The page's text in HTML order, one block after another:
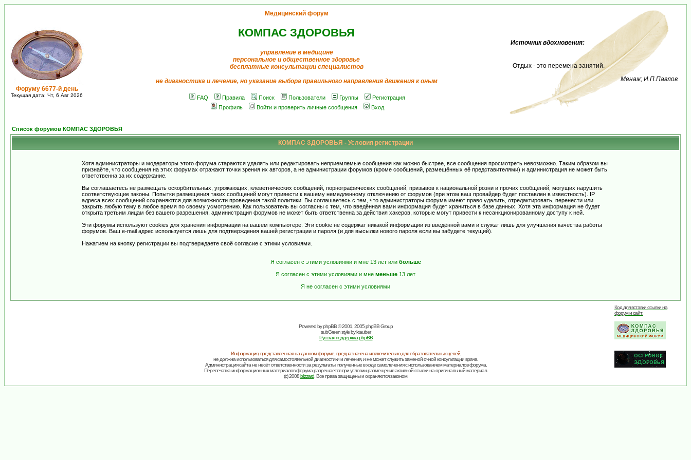
Форуму 6677-й день
Текущая дата: Чт, 6 Авг 2026
Медицинский форум
КОМПАС ЗДОРОВЬЯ
управление в медицине
персональное и общественное здоровье
бесплатные консультации специалистов
не диагностика и лечение, но указание выбора правильного направления движения к оным
FAQ Правила Поиск Пользователи Группы
Регистрация
Профиль
Войти и проверить личные сообщения Вход
Источник вдохновения:
Отдых - это перемена занятий.
Менаж; И.П.Павлов
Список форумов КОМПАС ЗДОРОВЬЯ
КОМПАС ЗДОРОВЬЯ - Условия регистрации
Хотя администраторы и модераторы этого форума стараются удалять или редактировать неприемлемые сообщения как можно быстрее, все сообщения просмотреть невозможно. Таким образом вы
признаёте, что сообщения на этих форумах отражают точки зрения их авторов, а не администрации форумов (кроме сообщений, размещённых её представителями) и администрация не может быть
ответственна за их содержание.
Вы соглашаетесь не размещать оскорбительных, угрожающих, клеветнических сообщений, порнографических сообщений, призывов к национальной розни и прочих сообщений, могущих нарушить
соответствующие законы. Попытки размещения таких сообщений могут привести к вашему немедленному отключению от форумов (при этом ваш провайдер будет поставлен в известность). IP
адреса всех сообщений сохраняются для возможности проведения такой политики. Вы соглашаетесь с тем, что администраторы форума имеют право удалить, отредактировать, перенести или
закрыть любую тему в любое время по своему усмотрению. Как пользователь вы согласны с тем, что введённая вами информация будет храниться в базе данных. Хотя эта информация не будет
открыта третьим лицам без вашего разрешения, администрация форумов не может быть ответственна за действия хакеров, которые могут привести к несанкционированному доступу к ней.
Эти форумы используют cookies для хранения информации на вашем компьютере. Эти cookie не содержат никакой информации из введённой вами и служат лишь для улучшения качества работы
форумов. Ваш e-mail адрес используется лишь для подтверждения вашей регистрации и пароля (и для высылки нового пароля если вы забудете текущий).
Нажатием на кнопку регистрации вы подтверждаете своё согласие с этими условиями.
Я согласен с этими условиями и мне 13 лет или больше
Я согласен с этими условиями и мне меньше 13 лет
Я не согласен с этими условиями
Powered byphpBB© 2001, 2005 phpBB Group
subGreen style byktauber
Русская поддержка phpBB
Код для вставки ссылки на
форум и сайт:
Информация, представленная на данном форуме, предназначена исключительно для образовательных целей,
не должна использоваться для самостоятельной диагностики и лечения, и не может служить заменой очной консультации врача.
Администрация сайта не несёт ответственности за результаты, полученные в ходе самолечения с использованием материалов форума.
Перепечатка информационных материалов форума разрешается при условии размещения активной ссылки на оригинальный материал.
(c) 2008blizzard. Все права защищены и охраняются законом.